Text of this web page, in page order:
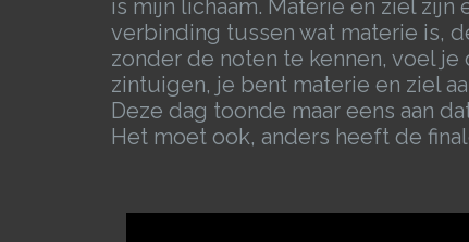
is mijn lichaam. Materie en ziel
verbinding tussen wat materie is,
zonder de noten te kennen, voel
zintuigen, je bent materie en ziel
Deze dag toonde maar eens aan
Het moet ook, anders heeft de